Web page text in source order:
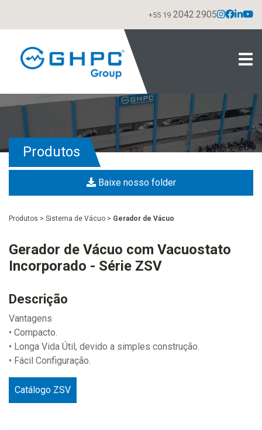
+55 19 2042.2905
Produtos
Baixe nosso folder
Produtos > Sistema de Vácuo > Gerador de Vácuo
Gerador de Vácuo com Vacuostato
Incorporado - Série ZSV
Descrição
Vantagens
• Compacto.
• Longa Vida Útil, devido a simples construção.
• Fácil Configuração.
Catálogo ZSV